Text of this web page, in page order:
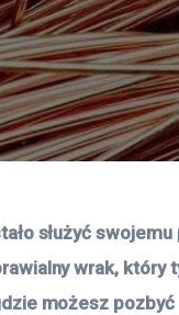
służyć
wrak, który
możesz